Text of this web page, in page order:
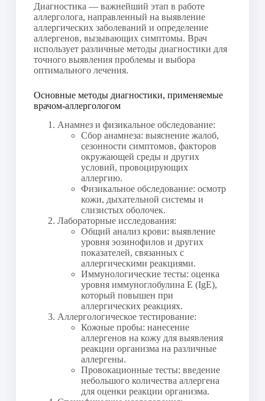
Диагностика — важнейший этап в работе
аллерголога, направленный на выявление
аллергических заболеваний и определение
аллергенов, вызывающих симптомы. Врач
использует различные методы диагностики для
точного выявления проблемы и выбора
оптимального лечения.
Основные методы диагностики, применяемые
врачом-аллергологом
Анамнез и физикальное обследование:
Сбор анамнеза: выяснение жалоб,
сезонности симптомов, факторов
окружающей среды и других
условий, провоцирующих
аллергию.
Физикальное обследование: осмотр
кожи, дыхательной системы и
слизистых оболочек.
Лабораторные исследования:
Общий анализ крови: выявление
уровня эозинофилов и других
показателей, связанных с
аллергическими реакциями.
Иммунологические тесты: оценка
уровня иммуноглобулина E (IgE),
который повышен при
аллергических реакциях.
Аллергологическое тестирование:
Кожные пробы: нанесение
аллергенов на кожу для выявления
реакции организма на различные
аллергены.
Провокационные тесты: введение
небольшого количества аллергена
для оценки реакции организма.